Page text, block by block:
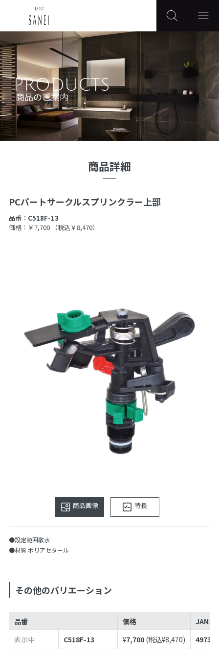
PRODUCTS
商品のご案内
商品詳細
PCパートサークルスプリンクラー上部
品番： C518F-13
価格：￥7,700
（税込￥8,470）
商品画像 特長
●設定範囲散水
●材質 ポリアセタール
その他のバリエーション
品番 価格
JANコ
表示中
C518F-13 ¥7,700 (税込¥8,470)